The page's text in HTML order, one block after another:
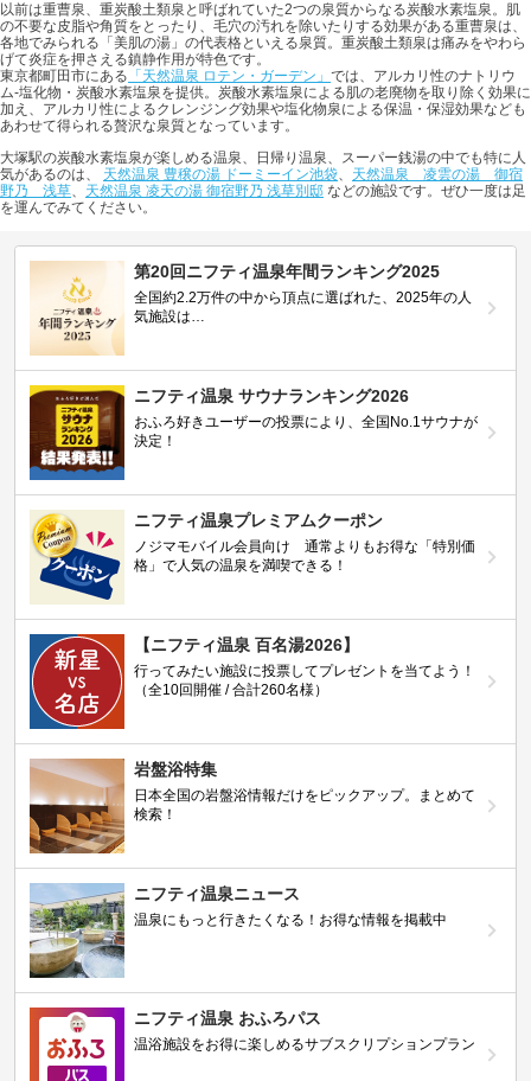
以前は重曹泉、重炭酸土類泉と呼ばれていた2つの泉質からなる炭酸水素塩泉。肌
の不要な皮脂や角質をとったり、毛穴の汚れを除いたりする効果がある重曹泉は、
各地でみられる「美肌の湯」の代表格といえる泉質。重炭酸土類泉は痛みをやわら
げて炎症を押さえる鎮静作用が特色です。
東京都町田市にある 「天然温泉 ロテン・ガーデン」 では、アルカリ性のナトリウ
ム-塩化物・炭酸水素塩泉を提供。炭酸水素塩泉による肌の老廃物を取り除く効果に
加え、アルカリ性によるクレンジング効果や塩化物泉による保温・保湿効果なども
あわせて得られる贅沢な泉質となっています。
大塚駅の炭酸水素塩泉が楽しめる温泉、日帰り温泉、スーパー銭湯の中でも特に人
気があるのは、 天然温泉 豊穣の湯 ドーミーイン池袋、 天然温泉 凌雲の湯 御宿
野乃 浅草、 天然温泉 凌天の湯 御宿野乃 浅草別邸 などの施設です。ぜひ一度は足
を運んでみてください。
第20回ニフティ温泉年間ランキング2025
全国約2.2万件の中から頂点に選ばれた、2025年の人
気施設は…
ニフティ温泉 サウナランキング2026
おふろ好きユーザーの投票により、全国No.1サウナが
決定！
ニフティ温泉プレミアムクーポン
ノジマモバイル会員向け 通常よりもお得な「特別価
格」で人気の温泉を満喫できる！
【ニフティ温泉 百名湯2026】
行ってみたい施設に投票してプレゼントを当てよう！
（全10回開催 / 合計260名様）
岩盤浴特集
日本全国の岩盤浴情報だけをピックアップ。まとめて
検索！
ニフティ温泉ニュース
温泉にもっと行きたくなる！お得な情報を掲載中
ニフティ温泉 おふろパス
温浴施設をお得に楽しめるサブスクリプションプラン